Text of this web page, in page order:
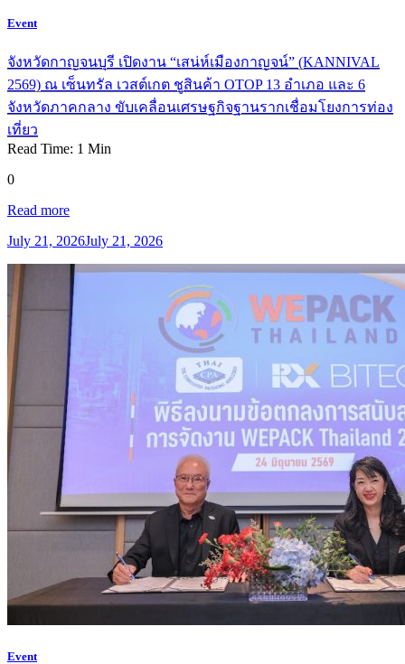
Event
จังหวัดกาญจนบุรี เปิดงาน “เสน่ห์เมืองกาญจน์” (KANNIVAL
2569) ณ เซ็นทรัล เวสต์เกต ชูสินค้า OTOP 13 อำเภอ และ 6
จังหวัดภาคกลาง ขับเคลื่อนเศรษฐกิจฐานรากเชื่อมโยงการท่อง
เที่ยว
Read Time: 1 Min
0
Read more
July 21, 2026July 21, 2026
Event